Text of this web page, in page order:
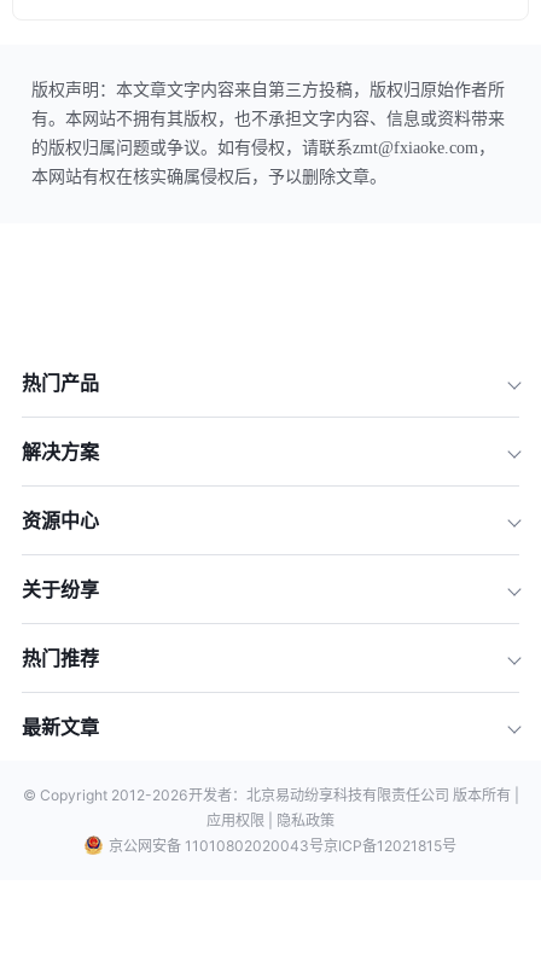
版权声明：本文章文字内容来自第三方投稿，版权归原始作者所
有。本网站不拥有其版权，也不承担文字内容、信息或资料带来
的版权归属问题或争议。如有侵权，请联系zmt@fxiaoke.com，
本网站有权在核实确属侵权后，予以删除文章。
热门产品
解决方案
资源中心
关于纷享
热门推荐
最新文章
© Copyright 2012-2026开发者：北京易动纷享科技有限责任公司 版本所有 |
应用权限 |
隐私政策
京公网安备 11010802020043号京ICP备12021815号